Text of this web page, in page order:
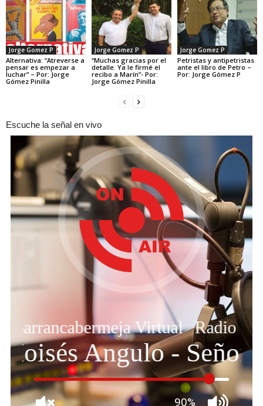
Jorge Gomez P
Alternativa: “Atreverse a
pensar es empezar a
luchar” – Por: Jorge
Gómez Pinilla
Jorge Gomez P
“Muchas gracias por el
detalle. Ya le firmé el
recibo a Marín”- Por:
Jorge Gómez Pinilla
Jorge Gomez P
Petristas y antipetristas
ante el libro de Petro –
Por: Jorge Gómez P
Escuche la señal en vivo